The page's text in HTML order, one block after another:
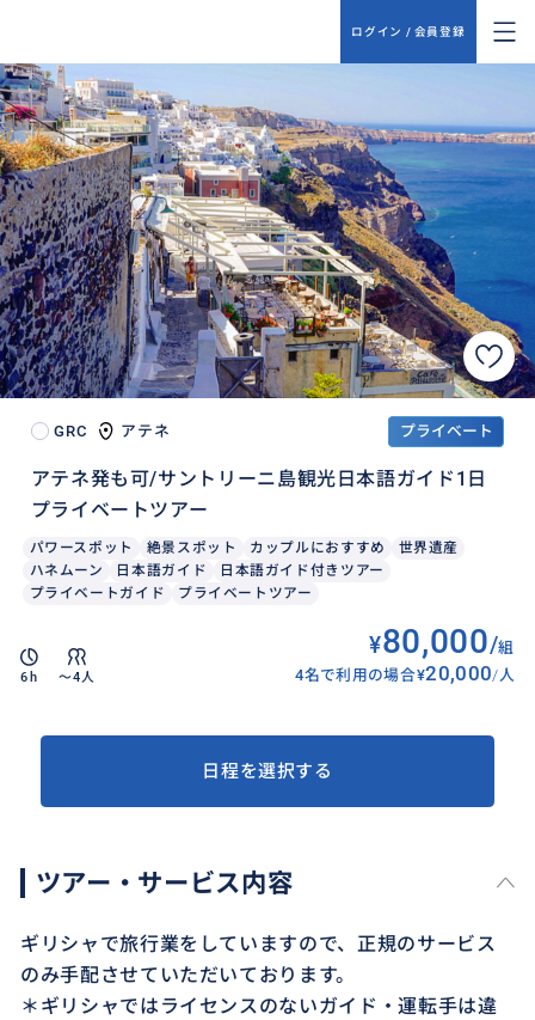
ログイン / 会員登録
GRC アテネ プライベート
アテネ発も可/サントリーニ島観光日本語ガイド1日
プライベートツアー
パワースポット 絶景スポット カップルにおすすめ
世界遺産
ハネムーン
日本語ガイド
日本語ガイド付きツアー
プライベートガイド
プライベートツアー
6h 〜4人
¥80,000/組
4名で利用の場合¥20,000/ 人
日程を選択する
ツアー・サービス内容
ギリシャで旅行業をしていますので、正規のサービス
のみ手配させていただいております。
＊ギリシャではライセンスのないガイド・運転手は違